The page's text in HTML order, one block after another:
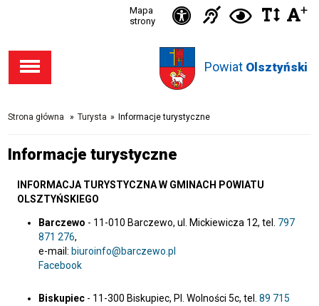
Przejdź
dostępności
Przejdź
głównego
Przejdź
wyszukiwarki
Przejdź
Powiat Olsztyński
Mapa
strony
Ikonka
dostępności
IkonkaIkonka
w
+
Strona główna » Turysta » Informacje turystyczne
Informacje turystyczne
INFORMACJA TURYSTYCZNA W GMINACH POWIATU
OLSZTYŃSKIEGO
Barczewo - 11-010 Barczewo, ul. Mickiewicza 12, tel. 797
871 276,
e-mail: biuroinfo@barczewo.pl
Facebook
Biskupiec- 11-300 Biskupiec, Pl. Wolności 5c, tel. 89 715